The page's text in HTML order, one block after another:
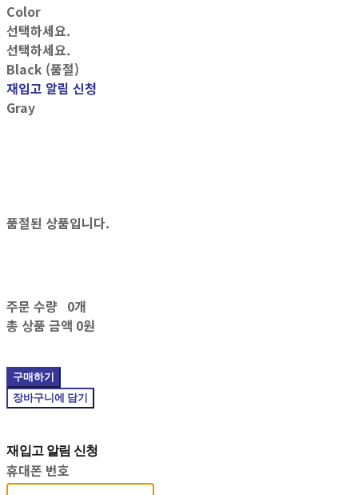
Color
선택하세요.
선택하세요.
Black (품절)
재입고 알림 신청
Gray
품절된 상품입니다.
주문 수량 0개
총 상품 금액 0원
구매하기
장바구니에 담기
재입고 알림 신청
휴대폰 번호